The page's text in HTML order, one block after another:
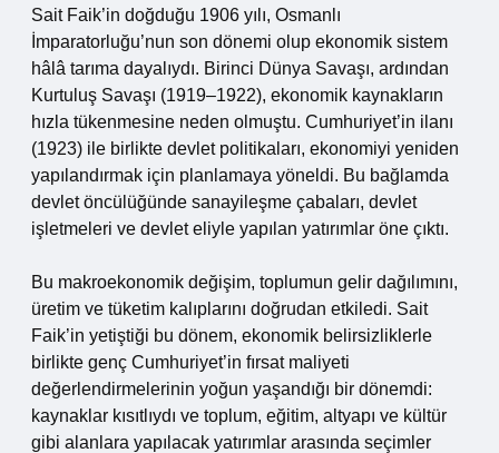
Sait Faik’in doğduğu 1906 yılı, Osmanlı
İmparatorluğu’nun son dönemi olup ekonomik sistem
hâlâ tarıma dayalıydı. Birinci Dünya Savaşı, ardından
Kurtuluş Savaşı (1919–1922), ekonomik kaynakların
hızla tükenmesine neden olmuştu. Cumhuriyet’in ilanı
(1923) ile birlikte devlet politikaları, ekonomiyi yeniden
yapılandırmak için planlamaya yöneldi. Bu bağlamda
devlet öncülüğünde sanayileşme çabaları, devlet
işletmeleri ve devlet eliyle yapılan yatırımlar öne çıktı.
Bu makroekonomik değişim, toplumun gelir dağılımını,
üretim ve tüketim kalıplarını doğrudan etkiledi. Sait
Faik’in yetiştiği bu dönem, ekonomik belirsizliklerle
birlikte genç Cumhuriyet’in fırsat maliyeti
değerlendirmelerinin yoğun yaşandığı bir dönemdi:
kaynaklar kısıtlıydı ve toplum, eğitim, altyapı ve kültür
gibi alanlara yapılacak yatırımlar arasında seçimler